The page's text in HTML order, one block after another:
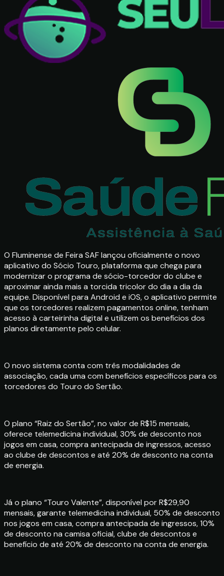
O Fluminense de Feira SAF lançou oficialmente o novo
aplicativo do Sócio Touro, plataforma que chega para
modernizar o programa de sócio-torcedor do clube e
aproximar ainda mais a torcida tricolor do dia a dia da
equipe. Disponível para Android e iOS, o aplicativo permite
que os torcedores realizem pagamentos online, tenham
acesso à carteirinha digital e utilizem os benefícios dos
planos diretamente pelo celular.
O novo sistema conta com três modalidades de
associação, cada uma com benefícios específicos para os
torcedores do Touro do Sertão.
O plano “Raiz do Sertão”, no valor de R$15 mensais,
oferece telemedicina individual, 30% de desconto nos
jogos em casa, compra antecipada de ingressos, acesso
ao clube de descontos e até 20% de desconto na conta
de energia.
Já o plano “Touro Valente”, disponível por R$29,90
mensais, garante telemedicina individual, 50% de desconto
nos jogos em casa, compra antecipada de ingressos, 10%
de desconto na camisa oficial, clube de descontos e
benefício de até 20% de desconto na conta de energia.